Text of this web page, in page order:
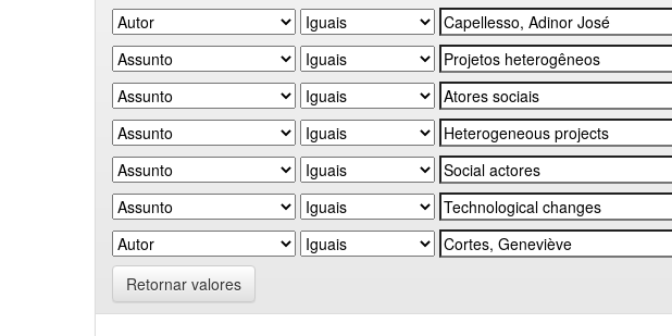
Retornar valores